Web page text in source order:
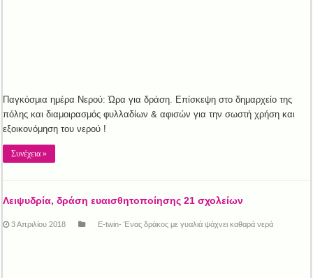
Παγκόσμια ημέρα Νερού: Ώρα για δράση. Επίσκεψη στο δημαρχείο της
πόλης και διαμοιρασμός φυλλαδίων & αφισών για την σωστή χρήση και
εξοικονόμηση του νερού !
Συνέχεια »
Λειψυδρία, δράση ευαισθητοποίησης 21 σχολείων
3 Απριλίου 2018 E-twin- Ένας δράκος με γυαλιά ψάχνει καθαρά νερά